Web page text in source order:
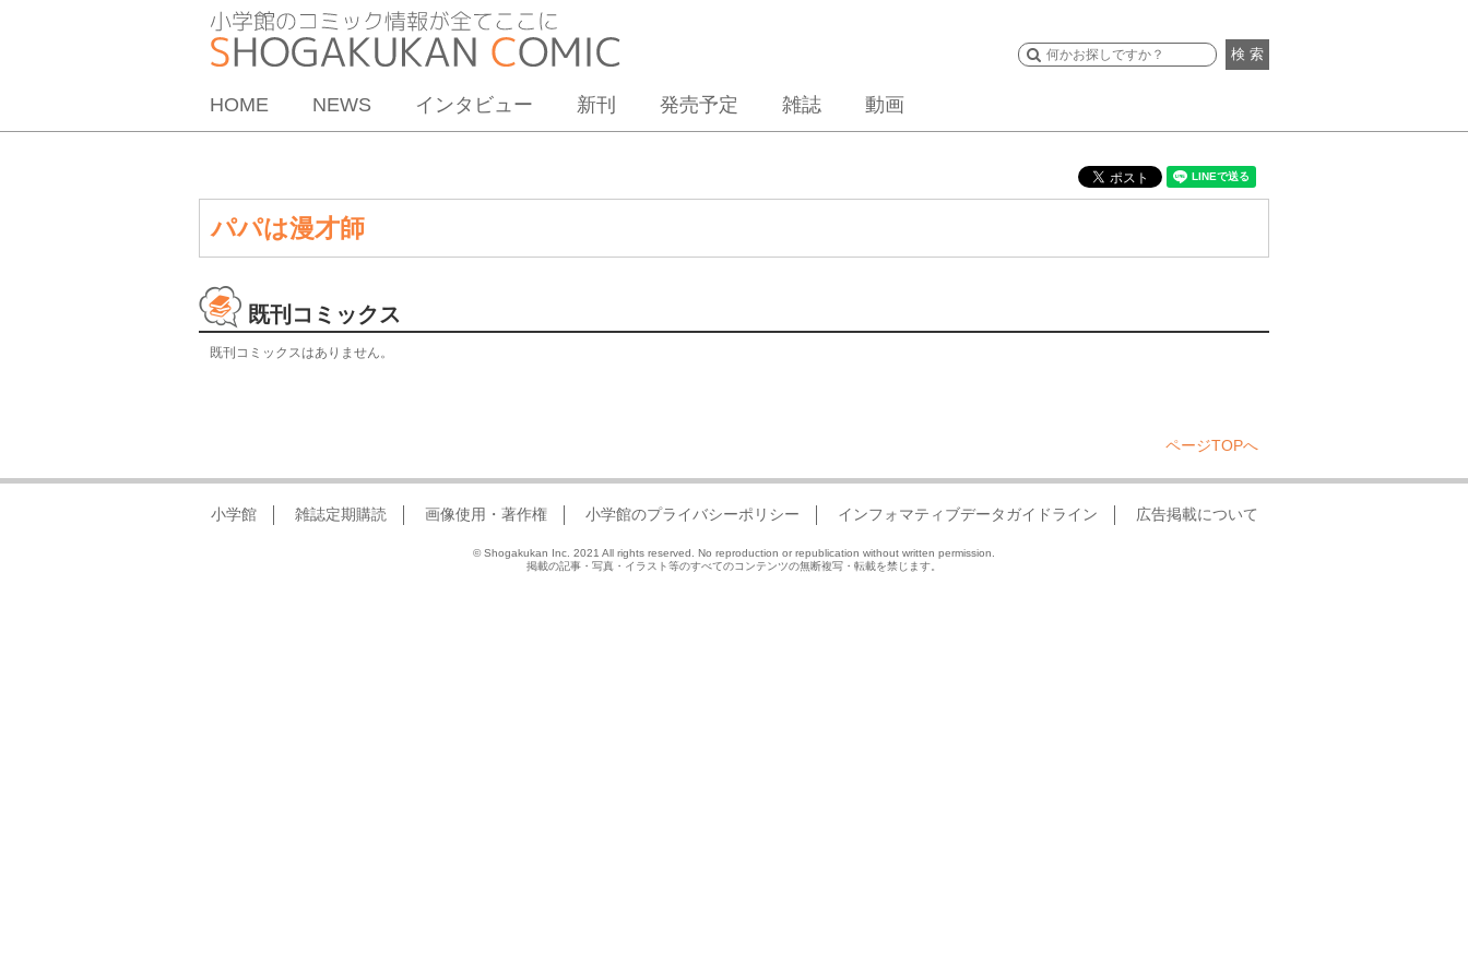
検 索
HOME NEWS インタビュー 新刊 発売予定 雑誌 動画
パパは漫才師
既刊コミックス
既刊コミックスはありません。
ページTOPへ
小学館 雑誌定期購読 画像使用・著作権 小学館のプライバシーポリシー インフォマティブデータガイドライン 広告掲載について
© Shogakukan Inc. 2021 All rights reserved. No reproduction or republication without written permission.
掲載の記事・写真・イラスト等のすべてのコンテンツの無断複写・転載を禁じます。